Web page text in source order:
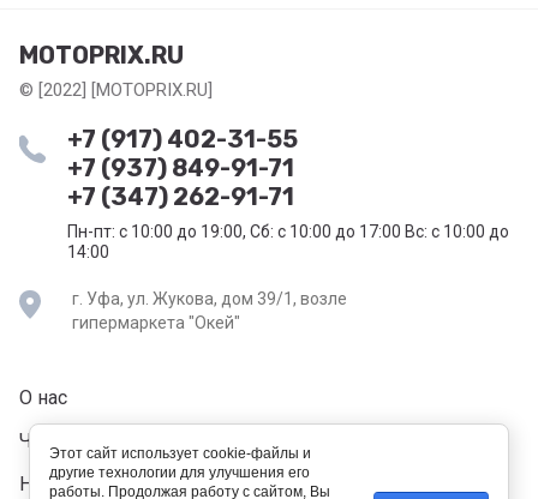
MOTOPRIX.RU
© [2022] [MOTOPRIX.RU]
+7 (917) 402-31-55
+7 (937) 849-91-71
+7 (347) 262-91-71
Пн-пт: с 10:00 до 19:00, Сб: с 10:00 до 17:00 Вс: с 10:00 до
14:00
г. Уфа, ул. Жукова, дом 39/1, возле
гипермаркета "Окей"
О нас
Частые вопросы
Напишите нам
Этот сайт использует cookie-файлы и
другие технологии для улучшения его
работы. Продолжая работу с сайтом, Вы